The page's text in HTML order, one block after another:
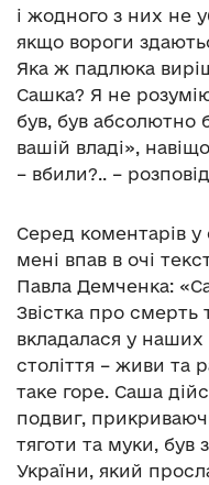
і жодного з них не
якщо вороги
Яка ж падлюка
Сашка? Я не
був, був абсолютно
вашій владі»,
– вбили?.. –
Серед коментарів
мені впав в очі
Павла Демченка:
Звістка про смерть
вкладалася у
століття – живи та
таке горе. Саша
подвиг,
тяготи та муки, був
України, який